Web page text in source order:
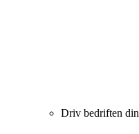
Driv bedriften din